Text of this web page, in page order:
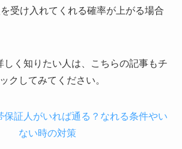
受け入れてくれる確率が上がる場合
しく知りたい人は、こちらの記事もチ
クしてみてください。
保証人がいれば通る？なれる条件やい
ない時の対策